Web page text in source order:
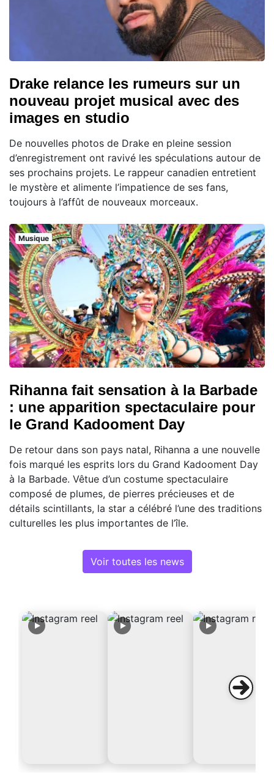
Drake relance les rumeurs sur un
nouveau projet musical avec des
images en studio
De nouvelles photos de Drake en pleine session
d’enregistrement ont ravivé les spéculations autour de
ses prochains projets. Le rappeur canadien entretient
le mystère et alimente l’impatience de ses fans,
toujours à l’affût de nouveaux morceaux.
Musique
Rihanna fait sensation à la Barbade
: une apparition spectaculaire pour
le Grand Kadooment Day
De retour dans son pays natal, Rihanna a une nouvelle
fois marqué les esprits lors du Grand Kadooment Day
à la Barbade. Vêtue d’un costume spectaculaire
composé de plumes, de pierres précieuses et de
détails scintillants, la star a célébré l’une des traditions
culturelles les plus importantes de l’île.
Voir toutes les news